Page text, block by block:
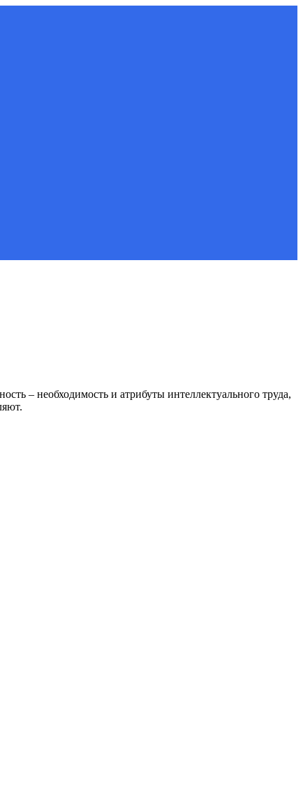
– необходимость и атрибуты интеллектуального труда,